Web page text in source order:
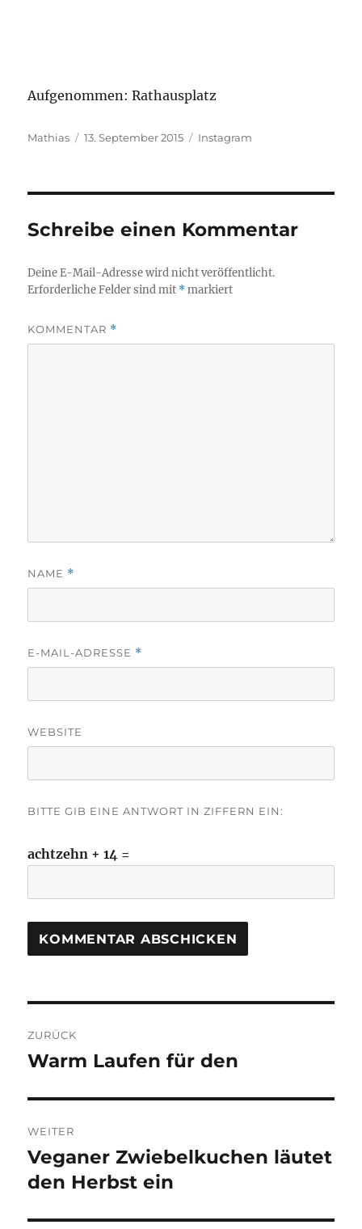
Aufgenommen: Rathausplatz
Autor
Mathias
Veröffentlicht
13. September 2015 Kategorien
Instagram
Schreibe einen Kommentar
Deine E-Mail-Adresse wird nicht veröffentlicht.
Erforderliche Felder sind mit *markiert
KOMMENTAR *
NAME *
E-MAIL-ADRESSE *
WEBSITE
BITTE GIB EINE ANTWORT IN ZIFFERN EIN:
achtzehn + 14 =
ZURÜCK
Vorheriger
Warm Laufen für den
WEITER
Nächster
Beitrag:
Veganer Zwiebelkuchen läutet
den Herbst ein